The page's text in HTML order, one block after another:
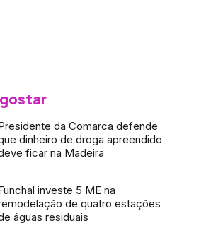
da Comarca defende
dinheiro de droga apreendido
ficar na Madeira
investe 5 ME na
de quatro estações
águas residuais